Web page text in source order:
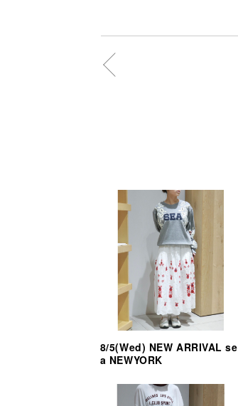
8/5(Wed) NEW ARRIVAL se
a NEWYORK